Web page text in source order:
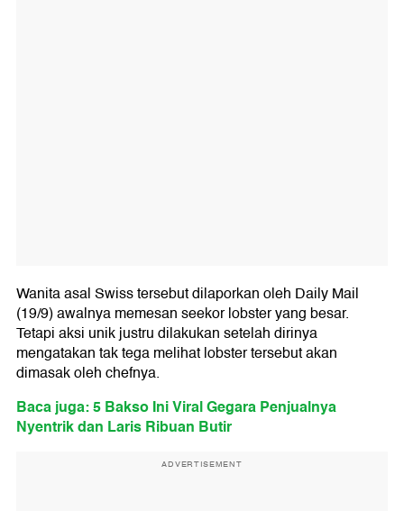
Wanita asal Swiss tersebut dilaporkan oleh Daily Mail
(19/9) awalnya memesan seekor lobster yang besar.
Tetapi aksi unik justru dilakukan setelah dirinya
mengatakan tak tega melihat lobster tersebut akan
dimasak oleh chefnya.
Baca juga: 5 Bakso Ini Viral Gegara Penjualnya
Nyentrik dan Laris Ribuan Butir
ADVERTISEMENT